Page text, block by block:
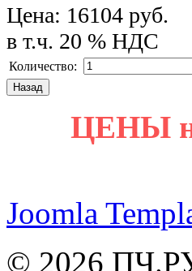
Цена: 16104 руб.
в т.ч. 20 % НДС
Количество:
ЦЕНЫ
Joomla
© 2026